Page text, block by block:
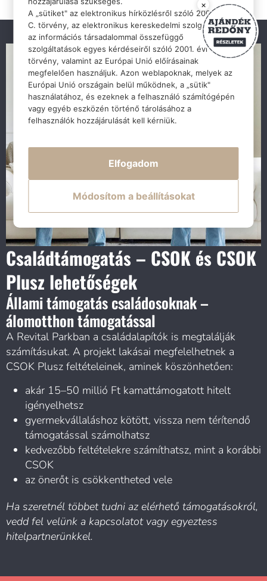
Családtámogatás – CSOK és CSOK
Plusz lehetőségek
Állami támogatás családosoknak –
álomotthon támogatással
A Revital Parkban a családalapítók is megtalálják
számításukat. A projekt lakásai megfelelhetnek a
CSOK Plusz feltételeinek, aminek köszönhetően:
akár 15–50 millió Ft kamattámogatott hitelt
igényelhetsz
gyermekvállaláshoz kötött, vissza nem térítendő
támogatással számolhatsz
kedvezőbb feltételekre számíthatsz, mint a korábbi
CSOK
az önerőt is csökkentheted vele
Ha szeretnél többet tudni az elérhető támogatásokról,
vedd fel velünk a kapcsolatot vagy egyeztess
hitelpartnerünkkel.
×
A „sütiket" az elektronikus hírközlésről szóló 2003. évi
C. törvény, az elektronikus kereskedelmi szolgáltatások,
az információs társadalommal összefüggő
szolgáltatások egyes kérdéseiről szóló 2001. évi CVIII.
törvény, valamint az Európai Unió előírásainak
megfelelően használjuk. Azon weblapoknak, melyek az
Európai Unió országain belül működnek, a „sütik"
használatához, és ezeknek a felhasználó számítógépén
vagy egyéb eszközén történő tárolásához a
felhasználók hozzájárulását kell kérniük.
Elfogadom
Módosítom a beállításokat